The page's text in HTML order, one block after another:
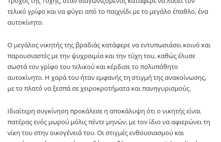
τελικό γρίφο και να φύγει από το παιχνίδι με το μεγάλο έπαθλο, ένα
αυτοκίνητο.
Ο μεγάλος νικητής της βραδιάς κατάφερε να εντυπωσιάσει κοινό και
παρουσιαστές με την ψυχραιμία και την τύχη του, καθώς έλυσε
σωστά τον γρίφο του τελικού και κέρδισε το πολυπόθητο
αυτοκίνητο. Η χαρά του ήταν εμφανής τη στιγμή της ανακοίνωσης,
με το πλατό να ξεσπά σε χειροκροτήματα και πανηγυρισμούς.
Ιδιαίτερη συγκίνηση προκάλεσε η αποκάλυψη ότι ο νικητής είναι
πατέρας ενός μωρού μόλις πέντε μηνών, με τον ίδιο να αφιερώνει τη
νίκη του στην οικογένειά του. Οι στιγμές ενθουσιασμού και